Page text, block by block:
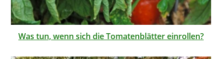
Was tun, wenn sich die Tomatenblätter einrollen?